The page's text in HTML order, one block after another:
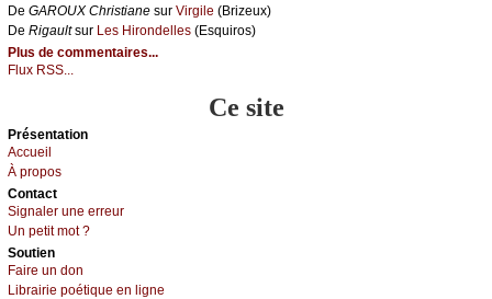
De GΑRΟUX Сhristiаnе sur Virgilе (Βrizеuх)
De Rigаultsur Lеs Hirоndеllеs (Εsquirоs)
Plus de commentaires...
Flux RSS...
Ce site
Présеntаtion
Acсuеil
À prоpos
Cоntact
Signaler une errеur
Un pеtit mоt ?
Sоutien
Fаirе un dоn
Librairiе pоétique en lignе